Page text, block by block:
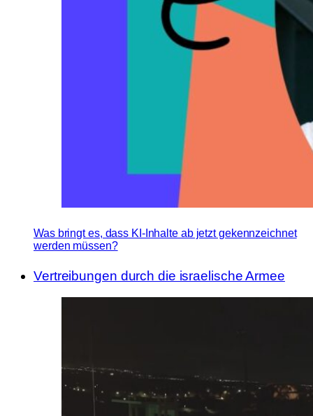
Was bringt es, dass KI-Inhalte ab jetzt gekennzeichnet
werden müssen?
Vertreibungen durch die israelische Armee